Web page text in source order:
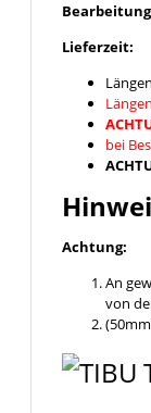
Lieferzeit:
Längen
Längen
bei
Achtung:
An
von